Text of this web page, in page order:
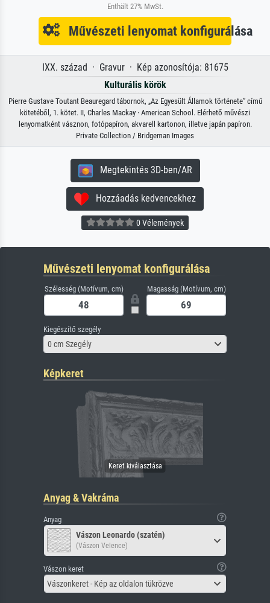
Enthält 27% MwSt.
Művészeti lenyomat konfigurálása
IXX. század · Gravur · Kép azonosítója: 81675
Kulturális körök
Pierre Gustave Toutant Beauregard tábornok, „Az Egyesült Államok története” című
kötetéből, 1. kötet. II, Charles Mackay · American School. Elérhető művészi
lenyomatként vásznon, fotópapíron, akvarell kartonon, illetve japán papíron.
Private Collection / Bridgeman Images
Megtekintés 3D-ben/AR
Hozzáadás kedvencekhez
0 Vélemények
Művészeti lenyomat konfigurálása
Szélesség (Motívum, cm) Magasság (Motívum, cm)
Kiegészítő szegély
0 cm Szegély
Képkeret
Anyag & Vakráma
Anyag
Vászon Leonardo (szatén)
(Vászon Velence)
Vászon keret
Vászonkeret - Kép az oldalon tükrözve